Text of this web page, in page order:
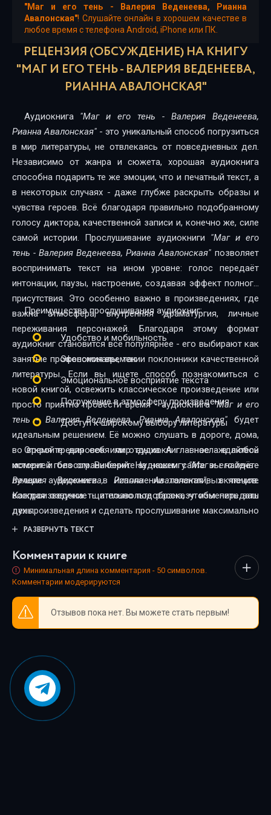
02_04
02_06
02_08
02_09
02_10
02_12
03_01
03_03
03_04
03_05
03_06
03_07
03_08
03_10
03_12
04_02
04_03
04_04
04_06
04_07
04_08
"Маг и его тень - Валерия Веденеева, Рианна
Авалонская"! Слушайте онлайн в хорошем качестве в
любое время с телефона Android, iPhone или ПК.
РЕЦЕНЗИЯ (ОБСУЖДЕНИЕ) НА КНИГУ
"МАГ И ЕГО ТЕНЬ - ВАЛЕРИЯ ВЕДЕНЕЕВА,
РИАННА АВАЛОНСКАЯ"
Аудиокнига "Маг и его тень - Валерия Веденеева,
Рианна Авалонская" - это уникальный способ погрузиться
в мир литературы, не отвлекаясь от повседневных дел.
Независимо от жанра и сюжета, хорошая аудиокнига
способна подарить те же эмоции, что и печатный текст, а
в некоторых случаях - даже глубже раскрыть образы и
чувства героев. Всё благодаря правильно подобранному
голосу диктора, качественной записи и, конечно же, силе
самой истории. Прослушивание аудиокниги "Маг и его
тень - Валерия Веденеева, Рианна Авалонская" позволяет
воспринимать текст на ином уровне: голос передаёт
интонации, паузы, настроение, создавая эффект полного
присутствия. Это особенно важно в произведениях, где
важна атмосфера, внутренняя драматургия, личные
переживания персонажей. Благодаря этому формат
аудиокниг становится всё популярнее - его выбирают как
занятые профессионалы, так и поклонники качественной
литературы. Если вы ищете способ познакомиться с
новой книгой, освежить классическое произведение или
просто приятно провести время - аудиокнига"Маг и его
тень - Валерия Веденеева, Рианна Авалонская" будет
идеальным решением. Её можно слушать в дороге, дома,
во время тренировок или отдыха. А главное - в любой
момент и без ограничений. На нашем сайте вы найдёте
лучшие аудиокниги в исполнении талантливых чтецов.
Каждая озвучка тщательно подобрана, чтобы передать
дух произведения и сделать прослушивание максимально
комфортным. Новинки и классика, фантастика и драма,
каждый нашёл книгу по душе.
Преимущества прослушивания аудиокниг:
Удобство и мобильность
Экономия времени
Эмоциональное восприятие текста
Погружение в атмосферу произведения
Доступ к широкому выбору литературы
Откройте для себя мир аудиокниг - наслаждайтесь
историей голосом. Выберите аудиокнигу"Маг и его тень -
Валерия Веденеева, Рианна Авалонская", включите
воспроизведение - и позвольте рассказу изменить ваш
день.
РАЗВЕРНУТЬ ТЕКСТ
Комментарии к книге
Минимальная длина комментария - 50 символов.
Комментарии модерируются
Отзывов пока нет. Вы можете стать первым!